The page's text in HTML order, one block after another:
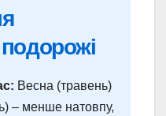
Весна (травень)
– менше натовпу,